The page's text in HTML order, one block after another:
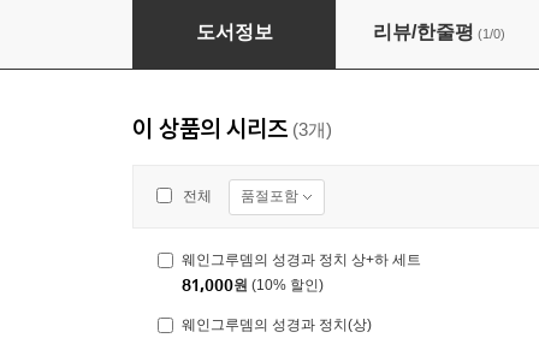
웨인그루뎀의 성경과 정치(하)
도서정보 리뷰/한줄평 (1/0)
이 상품의 시리즈 (3개)
전체 품절포함
웨인그루뎀의 성경과 정치 상+하 세트
81,000원 (10% 할인)
웨인그루뎀의 성경과 정치(상)